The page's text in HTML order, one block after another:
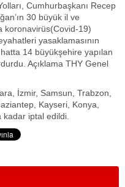
Cumhurbaşkanı Recep
30 büyük il ve
koronavirüs(Covid-19)
yasaklamasının
14 büyükşehire yapılan
Açıklama THY Genel
İzmir, Samsun, Trabzon,
Kayseri, Konya,
kadar iptal edildi.